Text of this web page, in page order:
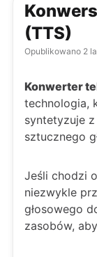
(TTS)
Opublikowano 2
Konwerter
technologia,
syntetyzuje
sztucznego
Jeśli chodzi
niezwykle
głosowego
zasobów,